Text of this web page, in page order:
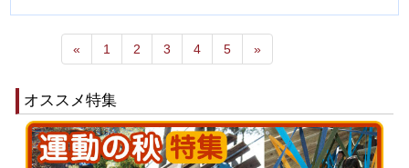
« 1 2 3 4 5 »
オススメ特集